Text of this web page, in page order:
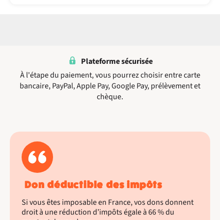
Plateforme sécurisée
À l'étape du paiement, vous pourrez choisir entre carte
bancaire, PayPal, Apple Pay, Google Pay, prélèvement et
chèque.
Don déductible des impôts
Si vous êtes imposable en France, vos dons donnent
droit à une réduction d’impôts égale à 66 % du